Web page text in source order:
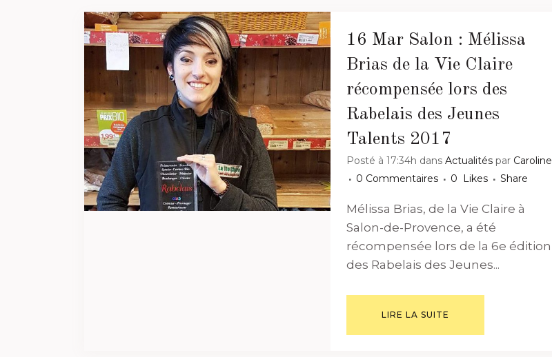
16 Mar Salon : Mélissa
Brias de la Vie Claire
récompensée lors des
Rabelais des Jeunes
Talents 2017
Posté à 17:34h dans Actualités par Caroline
0 Commentaires
0 Likes Share
Mélissa Brias, de la Vie Claire à
Salon-de-Provence, a été
récompensée lors de la 6e édition
des Rabelais des Jeunes...
LIRE LA SUITE